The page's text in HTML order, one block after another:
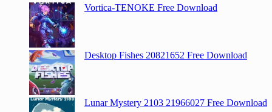
Vortica-TENOKE Free Download
Desktop Fishes 20821652 Free Download
Lunar Mystery 2103 21966027 Free Download